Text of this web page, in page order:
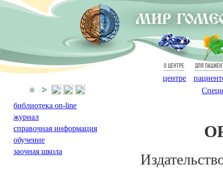
О
центре
Для
библиотека on-line
журнал
справочная информация
обучение
заочная школа